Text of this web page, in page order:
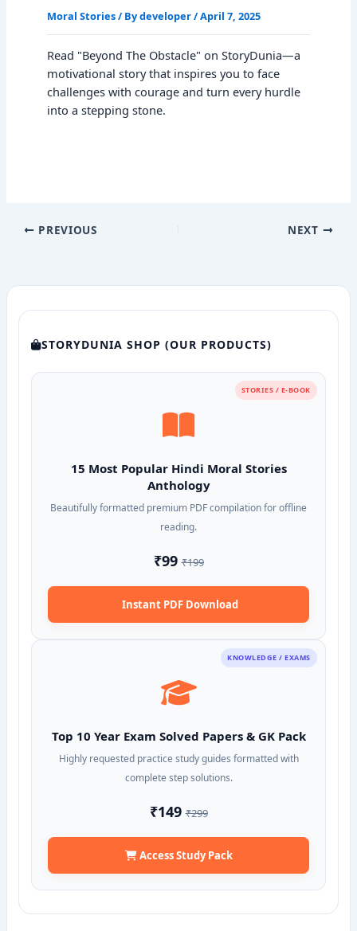
Moral Stories/ Bydeveloper/April 7, 2025
Read "Beyond The Obstacle" on StoryDunia—a
motivational story that inspires you to face
challenges with courage and turn every hurdle
into a stepping stone.
PREVIOUS NEXT
STORYDUNIA SHOP (OUR PRODUCTS)
STORIES / E-BOOK
15 Most Popular Hindi Moral Stories
Anthology
Beautifully formatted premium PDF compilation for offline
reading.
₹99₹199
Instant PDF Download
KNOWLEDGE / EXAMS
Top 10 Year Exam Solved Papers & GK Pack
Highly requested practice study guides formatted with
complete step solutions.
₹149₹299
Access Study Pack